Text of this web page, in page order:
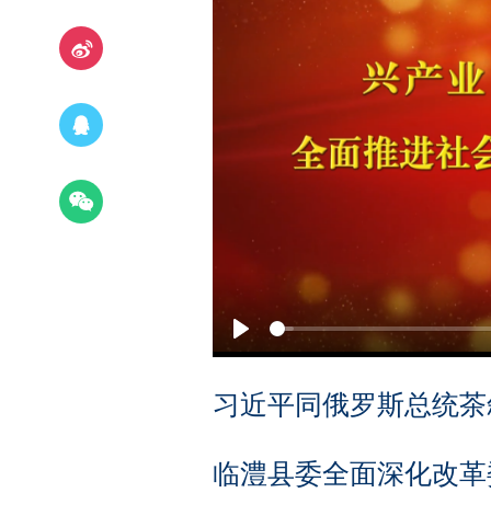
Play
习近平同俄罗斯总统
临澧县委全面深化改